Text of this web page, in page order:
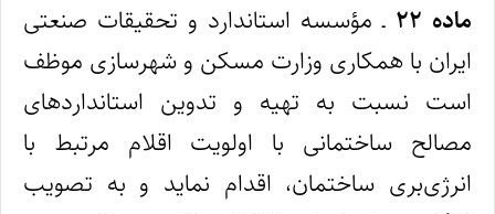
ماده ۲۲
ـ مؤسسه استاندارد و تحقیقات صنعتی
ایران با همکاری وزارت مسکن و شهرسازی موظف
است نسبت به تهیه و تدوین استانداردهای
مصالح ساختمانی با اولویت اقلام مرتبط با
انرژی‌بری ساختمان، اقدام نماید و به‌ تصویب